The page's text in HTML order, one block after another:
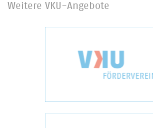
Weitere VKU-Angebote